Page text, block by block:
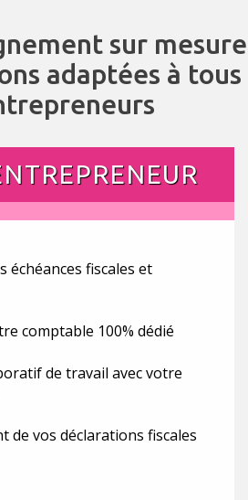
sur mesure
adaptées à tous
échéances fiscales et
comptable 100% dédié
de travail avec votre
de vos déclarations fiscales